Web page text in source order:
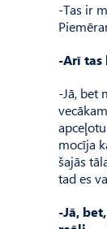
-Tas ir
-Arī tas
-Jā, bet
mocīja
šajās
tad es
-Jā,